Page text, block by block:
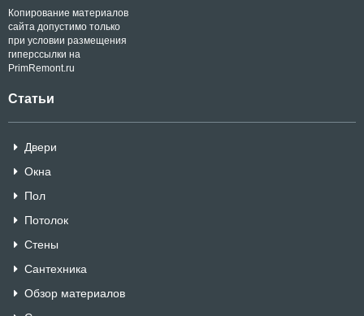
Копирование материалов
сайта допустимо только
при условии размещения
гиперссылки на
PrimRemont.ru
Статьи
Двери
Окна
Пол
Потолок
Стены
Сантехника
Обзор материалов